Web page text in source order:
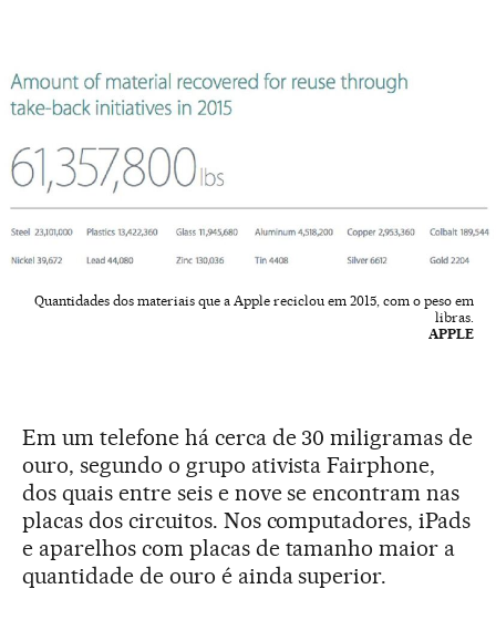
Quantidades dos materiais que a Apple reciclou em 2015, com o peso em
libras.
APPLE
Em um telefone há cerca de 30 miligramas de
ouro, segundo o grupo ativista Fairphone,
dos quais entre seis e nove se encontram nas
placas dos circuitos. Nos computadores, iPads
e aparelhos com placas de tamanho maior a
quantidade de ouro é ainda superior.